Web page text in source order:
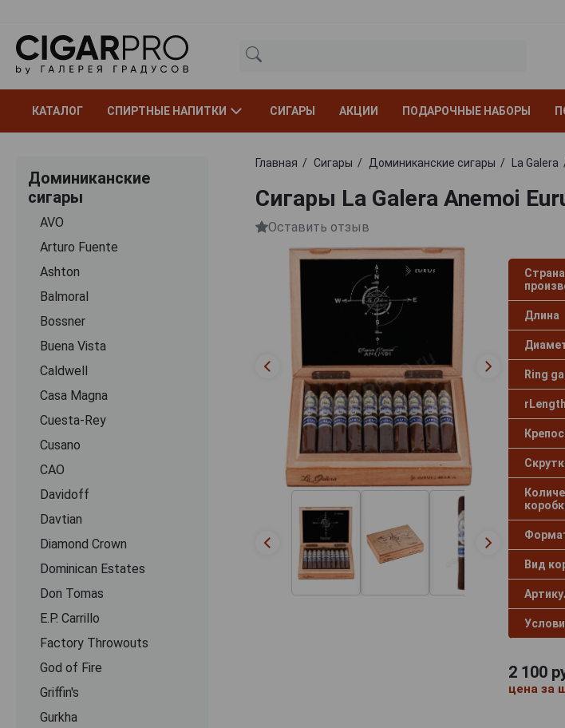
КАТАЛОГ СПИРТНЫЕ НАПИТКИ СИГАРЫ АКЦИИ ПОДАРОЧНЫЕ НАБОРЫ
Доминиканские
сигары
AVO
Arturo Fuente
Ashton
Balmoral
Bossner
Buena Vista
Caldwell
Casa Magna
Cuesta-Rey
Cusano
CАО
Davidoff
Davtian
Diamond Crown
Dominican Estates
Don Tomas
E.P. Carrillo
Factory Throwouts
God of Fire
Griffin's
Gurkha
Главная Сигары Доминиканские сигары La Galera
Сигары La Galera Anemoi
Оставить отзыв
Страна
Длина
Ring
rLength
Вид
2 100
цена за